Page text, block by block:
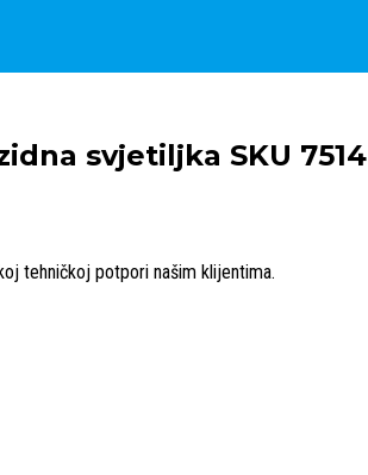
svjetiljka SKU 7514
tehničkoj potpori našim klijentima.